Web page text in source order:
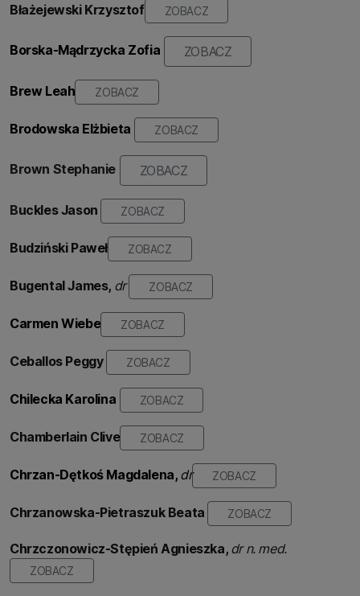
Błażejewski Krzysztof ZOBACZ
Borska-Mądrzycka Zofia ZOBACZ
Brew Leah ZOBACZ
Brodowska Elżbieta ZOBACZ
Brown Stephanie ZOBACZ
Buckles Jason ZOBACZ
Budziński Paweł ZOBACZ
Bugental James, dr ZOBACZ
Carmen Wiebe ZOBACZ
Ceballos Peggy ZOBACZ
Chilecka Karolina ZOBACZ
Chamberlain Clive ZOBACZ
Chrzan-Dętkoś Magdalena, dr ZOBACZ
Chrzanowska-Pietraszuk Beata ZOBACZ
Chrzczonowicz-Stępień Agnieszka, dr n. med.
ZOBACZ